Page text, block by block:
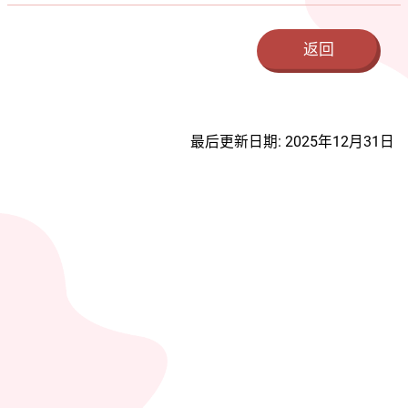
返回
最后更新日期: 2025年12月31日